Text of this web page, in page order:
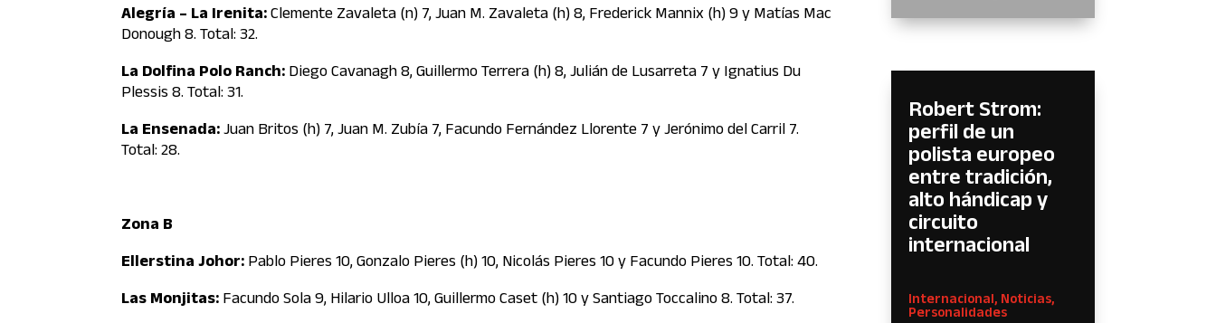
Alegría – La Irenita: Clemente Zavaleta (n) 7, Juan M. Zavaleta (h) 8, Frederick Mannix (h) 9 y Matías Mac
Donough 8. Total: 32.
La Dolfina Polo Ranch: Diego Cavanagh 8, Guillermo Terrera (h) 8, Julián de Lusarreta 7 y Ignatius Du
Plessis 8. Total: 31.
La Ensenada:Juan Britos (h) 7, Juan M. Zubía 7, Facundo Fernández Llorente 7 y Jerónimo del Carril 7.
Total: 28.
Zona B
Ellerstina Johor: Pablo Pieres 10, Gonzalo Pieres (h) 10, Nicolás Pieres 10 y Facundo Pieres 10. Total: 40.
Las Monjitas: Facundo Sola 9, Hilario Ulloa 10, Guillermo Caset (h) 10 y Santiago Toccalino 8. Total: 37.
Robert Strom:
perfil de un
polista europeo
entre tradición,
alto hándicap y
circuito
internacional
Internacional, Noticias,
Personalidades